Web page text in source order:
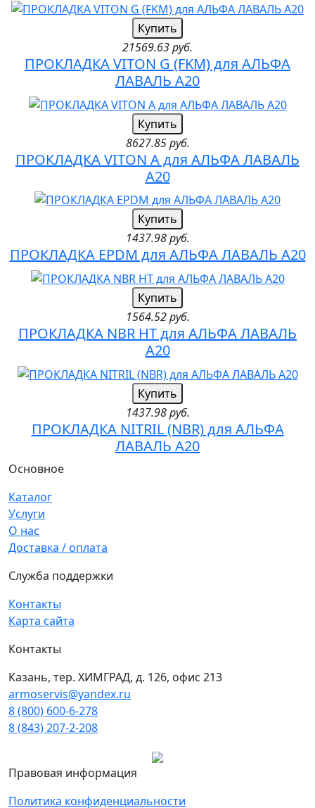
Купить
21569.63 руб.
ПРОКЛАДКА VITON G (FKM) для АЛЬФА
ЛАВАЛЬ A20
Купить
8627.85 руб.
ПРОКЛАДКА VITON A для АЛЬФА ЛАВАЛЬ
A20
Купить
1437.98 руб.
ПРОКЛАДКА EPDM для АЛЬФА ЛАВАЛЬ A20
Купить
1564.52 руб.
ПРОКЛАДКА NBR HT для АЛЬФА ЛАВАЛЬ
A20
Купить
1437.98 руб.
ПРОКЛАДКА NITRIL (NBR) для АЛЬФА
ЛАВАЛЬ A20
Основное
Каталог
Услуги
О нас
Доставка / оплата
Служба поддержки
Контакты
Карта сайта
Контакты
Казань, тер. ХИМГРАД, д. 126, офис 213
armoservis@yandex.ru
8 (800) 600-6-278
8 (843) 207-2-208
Правовая информация
Политика конфиденциальности